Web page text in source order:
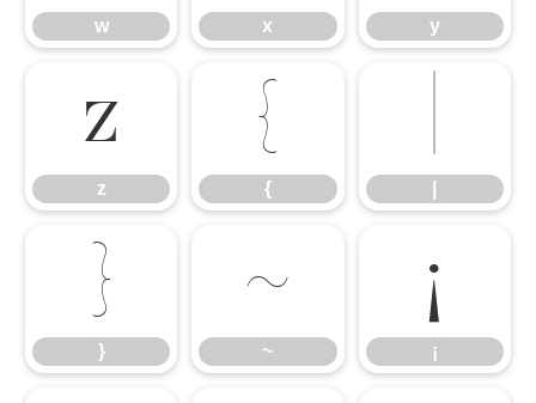
w x y
z
z
{
{
}
}
~
~
¡
¡